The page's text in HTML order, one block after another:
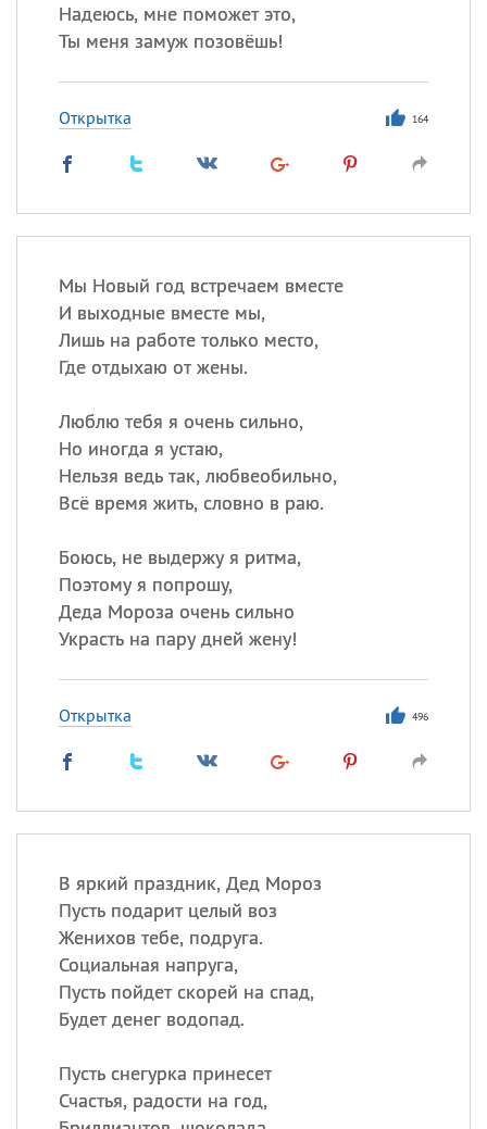
Надеюсь, мне поможет это,
Ты меня замуж позовёшь!
Открытка 164
Мы Новый год встречаем вместе
И выходные вместе мы,
Лишь на работе только место,
Где отдыхаю от жены.
Люблю тебя я очень сильно,
Но иногда я устаю,
Нельзя ведь так, любвеобильно,
Всё время жить, словно в раю.
Боюсь, не выдержу я ритма,
Поэтому я попрошу,
Деда Мороза очень сильно
Украсть на пару дней жену!
Открытка 496
В яркий праздник, Дед Мороз
Пусть подарит целый воз
Женихов тебе, подруга.
Социальная напруга,
Пусть пойдет скорей на спад,
Будет денег водопад.
Пусть снегурка принесет
Счастья, радости на год,